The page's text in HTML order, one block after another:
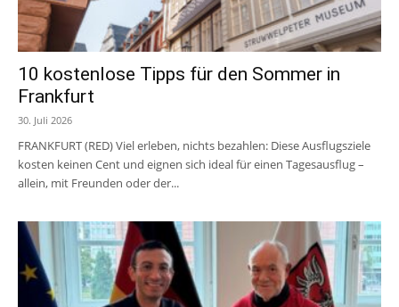
10 kostenlose Tipps für den Sommer in
Frankfurt
30. Juli 2026
FRANKFURT (RED) Viel erleben, nichts bezahlen: Diese Ausflugsziele
kosten keinen Cent und eignen sich ideal für einen Tagesausflug –
allein, mit Freunden oder der...